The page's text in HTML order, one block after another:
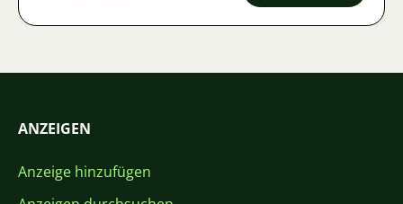
ANZEIGEN
Anzeige hinzufügen